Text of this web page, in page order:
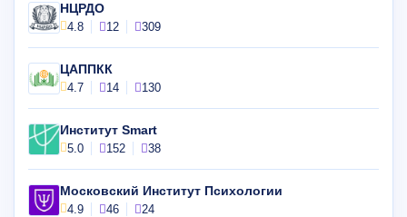
НЦРДО
4.8 12 309
ЦАППКК
4.7 14 130
Институт Smart
5.0 152 38
Московский Институт Психологии
4.9 46 24